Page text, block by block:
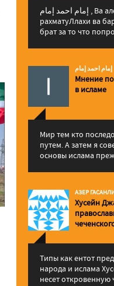
إمام احمد إمام , Ва алейкум ассалам ва
рахматуЛлахи ва
брат за то что
إمام احمد إمام
Мнение по
в исламе
Мир тем кто
путем. А затем я
основы ислама
АЗЕР
Хусейн
Типы как ентот
народа и ислама
несет откровенную